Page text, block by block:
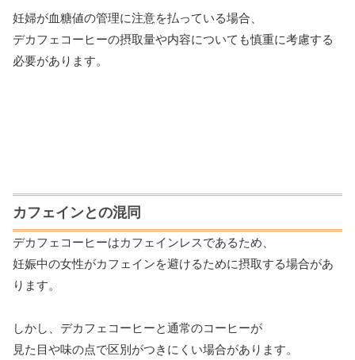
妊婦が血糖値の管理に注意を払っている場合、
デカフェコーヒーの摂取量や内容についても慎重に考慮する
必要があります。
カフェインとの混同
デカフェコーヒーはカフェインレスであるため、
妊娠中の女性がカフェインを避けるために摂取する場合があ
ります。
しかし、デカフェコーヒーと通常のコーヒーが
見た目や味の点で区別がつきにくい場合があります。